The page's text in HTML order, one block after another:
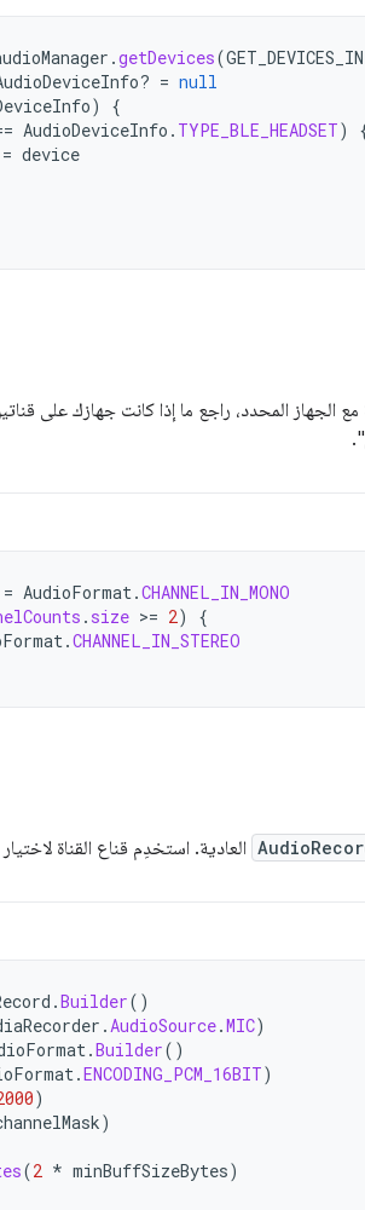
.getDevices(
= null
)
{
AudioDeviceInfo . TYPE_BLE_HEADSET)
= device
الجهاز المحدد، راجع ما إذا كانت جهازك على
= AudioFormat.CHANNEL_IN_MONO
. size >= 2)
{
.CHANNEL_IN_STEREO
العادية. استخدِم قناع القناة
.Builder()
.AudioSource.MIC)
.Builder()
.ENCODING_PCM_16BIT)
)
)
(2 * minBuffSizeBytes)